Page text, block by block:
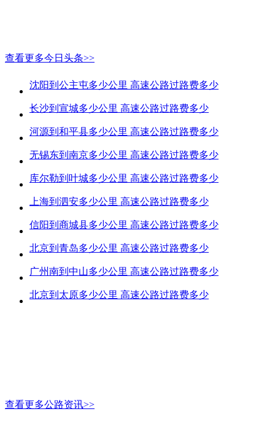
查看更多今日头条>>
沈阳到公主屯多少公里 高速公路过路费多少
长沙到宣城多少公里 高速公路过路费多少
河源到和平县多少公里 高速公路过路费多少
无锡东到南京多少公里 高速公路过路费多少
库尔勒到叶城多少公里 高速公路过路费多少
上海到泗安多少公里 高速公路过路费多少
信阳到商城县多少公里 高速公路过路费多少
北京到青岛多少公里 高速公路过路费多少
广州南到中山多少公里 高速公路过路费多少
北京到太原多少公里 高速公路过路费多少
查看更多公路资讯>>